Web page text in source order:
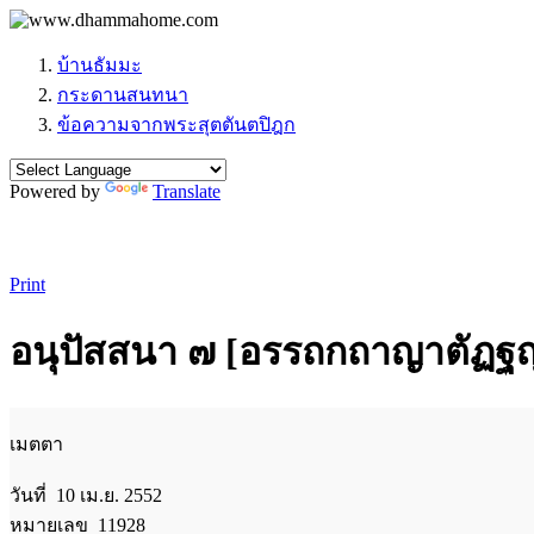
บ้านธัมมะ
กระดานสนทนา
ข้อความจากพระสุตตันตปิฎก
Powered by Translate
Print
อนุปัสสนา ๗ [อรรถกถาญาตัฏ
เมตตา
วันที่ 10 เม.ย. 2552
หมายเลข 11928